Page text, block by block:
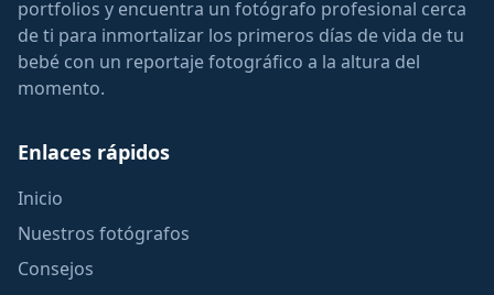
portfolios y encuentra un fotógrafo profesional cerca
de ti para inmortalizar los primeros días de vida de tu
bebé con un reportaje fotográfico a la altura del
momento.
Enlaces rápidos
Inicio
Nuestros fotógrafos
Consejos